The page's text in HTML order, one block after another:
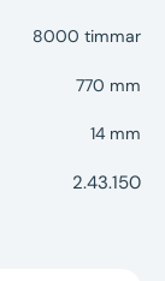
8000 timmar
770 mm
14 mm
2.43.150